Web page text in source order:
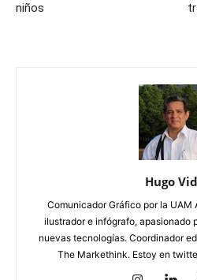
niños
Hugo
Comunicador Gráfico por la
ilustrador e infógrafo, apasionado
nuevas tecnologías. Coordinador
The Markethink. Estoy en